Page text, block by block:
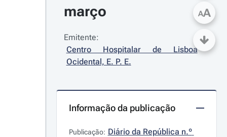
março
Emitente:
Centro Hospitalar de Lisboa
Ocidental, E. P. E.
Informação da publicação
Publicação: Diário da República n.º
AA